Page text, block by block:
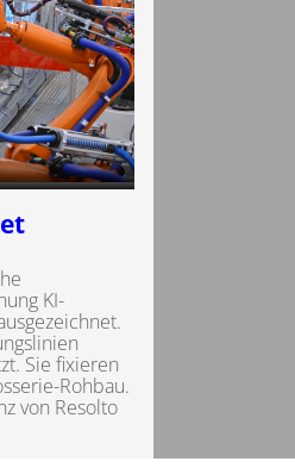
KI-
Sie fixieren
Rohbau.
von Resolto